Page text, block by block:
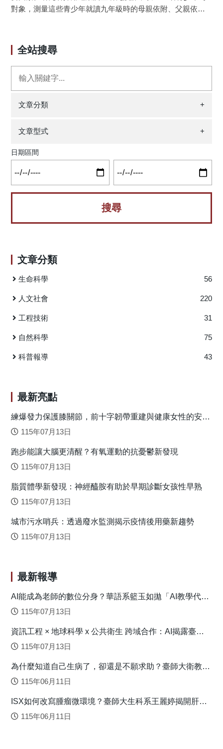
分派實驗是與基隆市教育處合作，全市39個國小在聽完簡介
發展委員會融入課綱，並且先對老師進行培訓工作坊。進行
大規模學校介入實驗是非常困難且費時的，研究團隊透過培
訓基隆市實驗國小教師、請教育處確認課程實施、由教師將
上課情形與學生遊戲後的產品、學習成效單回報網路群組、
以及進行家長同意後的學生情緒管理評量，盡力讓介入品質
一致性以落實後測評量。研究結果發現，實驗組孩子在情緒
的生活情境中，瞭解同儕不同的觀點、情緒反應、因應方式
子共同攜手與彼此教導，確實能讓孩子更懂得覺察情緒，並
究教案的在地性、活潑性與顯著生活技能改變受到老師與校
長的矚目，強烈推薦給縣市教育局，2021年臺北市政府正式
Lee, M. J., Wu, W. C., Chang, H. C., Chen, H. J., Lin, W. S.,
depression among elementary school students: A
105464. https://doi.org/10.1016/j.childyouth.2020.105464
https://www.sciencedirect.com/science/article/pii/
對象，測量這些青少年就讀九年級時的母親依附、父親依附
級時的憂鬱情緒愈高、十年級時的好友依附焦慮愈高，以及
積極因應策略使用愈少，他們在十年級時的學校生活困擾程
度愈高。三個變項的累積可解釋變異量為 29%。根據研究發
現，研究者建議高中職五專的學校輔導人員，輔導剛進入校
園的十年級學生提高積極因應策略的使用，同時安排同儕關
係促進方案，有助學生適應學校生活。此外，國中輔導人員
案，當可降低學生的學校生活適應困擾。 在臺灣現行的
的學習階段轉換。研究發現，學校適應相關議題，造成許多
會，2018）。能夠成功地適應高中職或是五專的學校環境，
之，學校適應不良者，有較高的風險中輟學業、產生心理困
擾、或是出現偏差犯罪行為（金蓮玉，2003；Henry et al.,
2009; Maynard et al., 2015）。國內外研究皆顯示未能成功適
本身的壓力因應能力以及過去心理健康程度，對其適應具重
Wilkinson, 2010; Umemura et al., 2018），本研究旨在探討這
些因素對於青少年十年級時（亦即剛進入高中、高職或是五
人員參考。 研究者採用追蹤調查研究設計，以 229 名青
少年為對象，在九年級和十年級時，分別進行測量。結果發
現，青少年十年級時的積極因應策略使用、好友依附焦慮和
九年級的憂鬱情緒，可以顯著預測十年級時的學校生活困
歡、不關心自己；且之前九年級時的憂鬱情緒愈高，那麼他
們進入十年級時對於學校的種種規定和課業學習愈會感到不
適應。此研究發現和過去研究相似，支持積極因應策略使用
和憂鬱情緒在青少年適應上的影響力。此外，更彰顯了好友
究者建議高中職和五專的學校輔導人員，可特別安排班級團
體輔導或是小團體輔導活動，提升十年級生的問題解決因應
境中可以控制和無法控制的層面、針對自己可以控制的層
面，尋思有助問題解決的內在和外在資源；之後，訂定並執
問題解決步驟，再以模擬和實際案例，協助青少年於生活中
應用此技巧。 此外，由於十年級生與好友的關係，對其
文課時撰寫一封給好友的信、園遊會時邀請就讀他校的好
友，拜訪自己現在就讀的學校等。此外，在輔導課程或是小
團體輔導活動中，教導可促進友誼的人際互動技巧，應有助
於十年級生的學校適應。 最後，針對九年級生，規劃有
有學生家長和導師，需多關注九年級生的情緒議題，舒緩他
們因為課業壓力造成的情緒困擾。同時，針對憂鬱情緒較高
介入性或是處遇性輔導，當可緩減憂鬱情緒後續對青少年十
年級學校適應造成的負向影響。 原文出處：
全站搜尋
文章分類 +
文章型式 +
日期區間
文章分類
生命科學 56
人文社會 220
工程技術 31
自然科學 75
科普報導 43
最新亮點
練爆發力保護膝關節，前十字韌帶重建與健康女性的安全
落地關鍵
115年07月13日
跑步能讓大腦更清醒？有氧運動的抗憂鬱新發現
115年07月13日
脂質體學新發現：神經醯胺有助於早期診斷女孩性早熟
115年07月13日
城市污水哨兵：透過廢水監測揭示疫情後用藥新趨勢
115年07月13日
最新報導
AI能成為老師的數位分身？華語系籃玉如拋「AI教學代理
人」新模式
115年07月13日
資訊工程 × 地球科學 x 公共衛生 跨域合作：AI揭露臺灣
心血管疾病高風險環境型態
115年07月13日
為什麼知道自己生病了，卻還是不願求助？臺師大衛教系
連盈如揭心理健康求助關鍵
115年06月11日
ISX如何改寫腫瘤微環境？臺師大生科系王麗婷揭開肝癌
免疫逃脫機制
115年06月11日